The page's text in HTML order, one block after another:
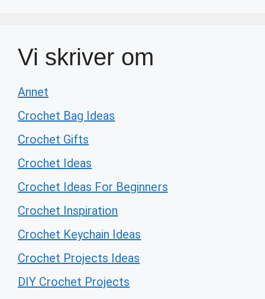
Vi skriver om
Annet
Crochet Bag Ideas
Crochet Gifts
Crochet Ideas
Crochet Ideas For Beginners
Crochet Inspiration
Crochet Keychain Ideas
Crochet Projects Ideas
DIY Crochet Projects